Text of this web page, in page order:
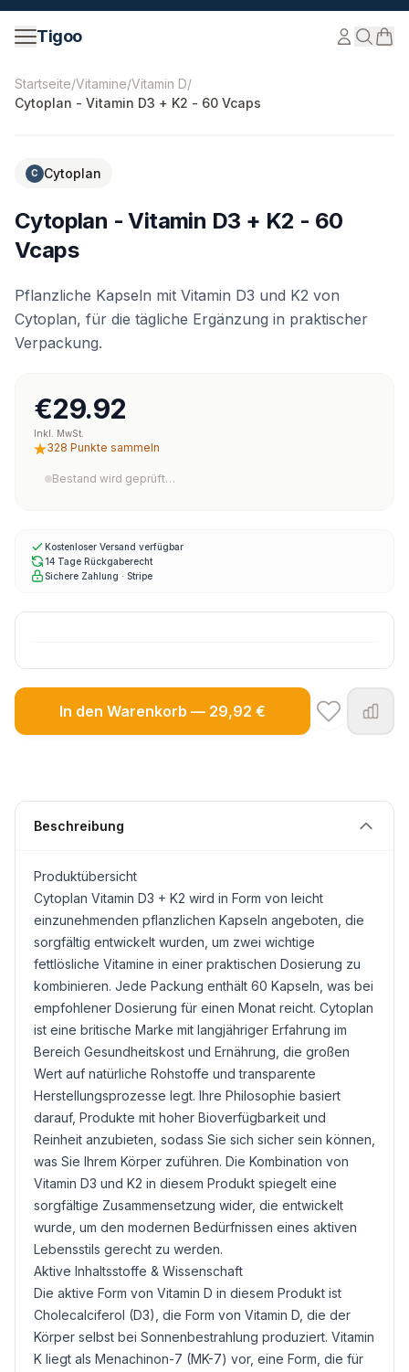
Zum Inhalt springen
Tigoo
©2026Nutri Nordic AB.Alle Rechte vorbehalten.
Startseite/Vitamine/Vitamin D/
Cytoplan - Vitamin D3 + K2 - 60 Vcaps
C Cytoplan
Cytoplan - Vitamin D3 + K2 - 60
Vcaps
Pflanzliche Kapseln mit Vitamin D3 und K2 von
Cytoplan, für die tägliche Ergänzung in praktischer
Verpackung.
€29.92
Inkl. MwSt.
328 Punkte sammeln
Bestand wird geprüft…
Kostenloser Versand verfügbar
14 Tage Rückgaberecht
Sichere Zahlung · Stripe
In den Warenkorb — 29,92 €
Beschreibung
Produktübersicht
Cytoplan Vitamin D3 + K2 wird in Form von leicht
einzunehmenden pflanzlichen Kapseln angeboten, die
sorgfältig entwickelt wurden, um zwei wichtige
fettlösliche Vitamine in einer praktischen Dosierung zu
kombinieren. Jede Packung enthält 60 Kapseln, was bei
empfohlener Dosierung für einen Monat reicht. Cytoplan
ist eine britische Marke mit langjähriger Erfahrung im
Bereich Gesundheitskost und Ernährung, die großen
Wert auf natürliche Rohstoffe und transparente
Herstellungsprozesse legt. Ihre Philosophie basiert
darauf, Produkte mit hoher Bioverfügbarkeit und
Reinheit anzubieten, sodass Sie sich sicher sein können,
was Sie Ihrem Körper zuführen. Die Kombination von
Vitamin D3 und K2 in diesem Produkt spiegelt eine
sorgfältige Zusammensetzung wider, die entwickelt
wurde, um den modernen Bedürfnissen eines aktiven
Lebensstils gerecht zu werden.
Aktive Inhaltsstoffe & Wissenschaft
Die aktive Form von Vitamin D in diesem Produkt ist
Cholecalciferol (D3), die Form von Vitamin D, die der
Körper selbst bei Sonnenbestrahlung produziert. Vitamin
K liegt als Menachinon-7 (MK-7) vor, eine Form, die für